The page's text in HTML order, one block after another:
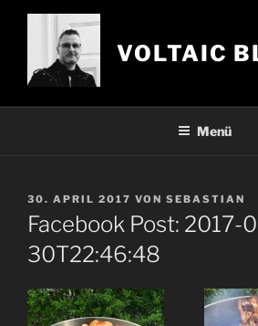
Zum
VOLTAIC
Menü
VERÖFFENTLICHT
AM
30. APRIL 2017 VON SEBASTIAN
Facebook Post: 2017-
30T22:46:48